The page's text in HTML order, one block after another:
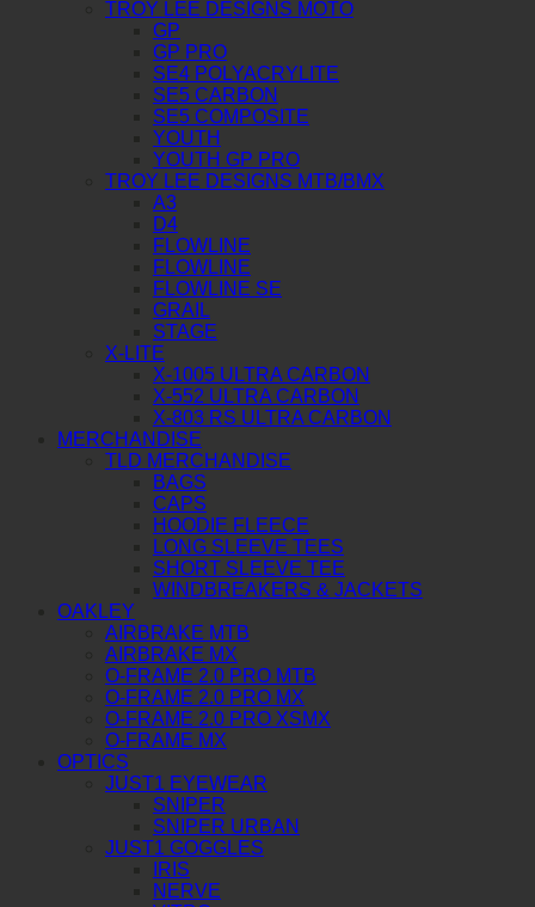
TROY LEE DESIGNS MOTO
GP
GP PRO
SE4 POLYACRYLITE
SE5 CARBON
SE5 COMPOSITE
YOUTH
YOUTH GP PRO
TROY LEE DESIGNS MTB/BMX
A3
D4
FLOWLINE
FLOWLINE
FLOWLINE SE
GRAIL
STAGE
X-LITE
X-1005 ULTRA CARBON
X-552 ULTRA CARBON
X-803 RS ULTRA CARBON
MERCHANDISE
TLD MERCHANDISE
BAGS
CAPS
HOODIE FLEECE
LONG SLEEVE TEES
SHORT SLEEVE TEE
WINDBREAKERS & JACKETS
OAKLEY
AIRBRAKE MTB
AIRBRAKE MX
O-FRAME 2.0 PRO MTB
O-FRAME 2.0 PRO MX
O-FRAME 2.0 PRO XSMX
O-FRAME MX
OPTICS
JUST1 EYEWEAR
SNIPER
SNIPER URBAN
JUST1 GOGGLES
IRIS
NERVE